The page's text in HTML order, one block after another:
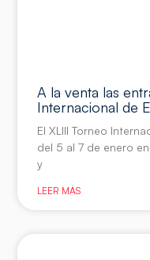
A la venta las
Internacional de
El XLIII Torneo
del 5 al 7 de enero
y
LEER MÁS